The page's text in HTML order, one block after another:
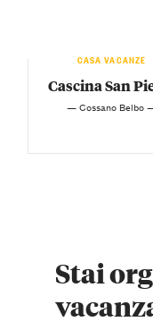
CASA VACANZE
Cascina San
— Cossano Belbo
Stai